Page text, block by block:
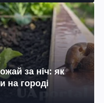
за ніч: як
на городі